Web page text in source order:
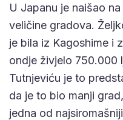
U Japanu je naišao
veličine gradova.
je bila iz Kagoshime i
ondje živjelo 750.000
Tutnjeviću je to
da je to bio manji
jedna od